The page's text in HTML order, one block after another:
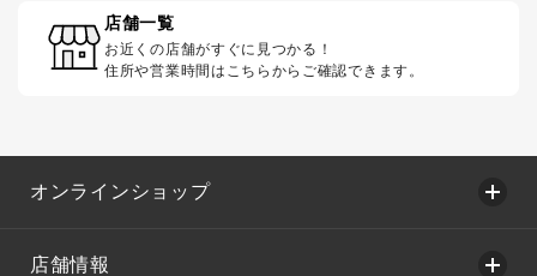
店舗一覧
お近くの店舗がすぐに見つかる！
住所や営業時間はこちらからご確認できます。
オンラインショップ
店舗情報